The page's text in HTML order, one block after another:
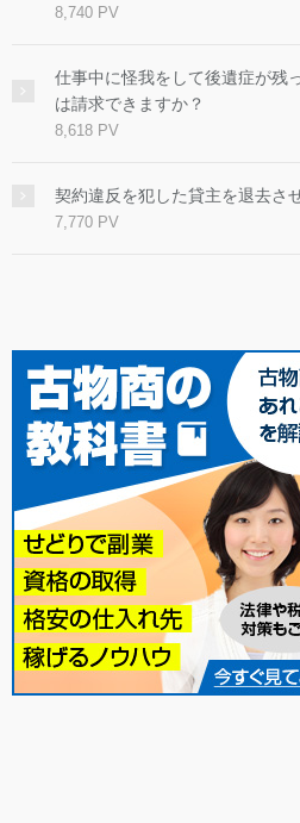
8,740 PV
仕事中に怪我をして後遺症が残
は請求できますか？
8,618 PV
契約違反を犯した貸主を退去さ
7,770 PV